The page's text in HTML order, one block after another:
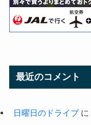
最近のコメント
日曜日のドライブに